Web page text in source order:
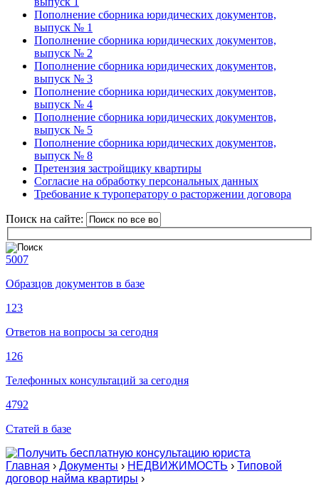
Пополнение сборника юридических документов,
выпуск № 1
Пополнение сборника юридических документов,
выпуск № 2
Пополнение сборника юридических документов,
выпуск № 3
Пополнение сборника юридических документов,
выпуск № 4
Пополнение сборника юридических документов,
выпуск № 5
Пополнение сборника юридических документов,
выпуск № 8
Претензия застройщику квартиры
Согласие на обработку персональных данных
Требование к туроператору о расторжении договора
Поиск на сайте:
5007
Образцов документов в базе
123
Ответов на вопросы за сегодня
126
Телефонных консультаций за сегодня
4792
Статей в базе
Главная › Документы › НЕДВИЖИМОСТЬ › Типовой
договор найма квартиры ›